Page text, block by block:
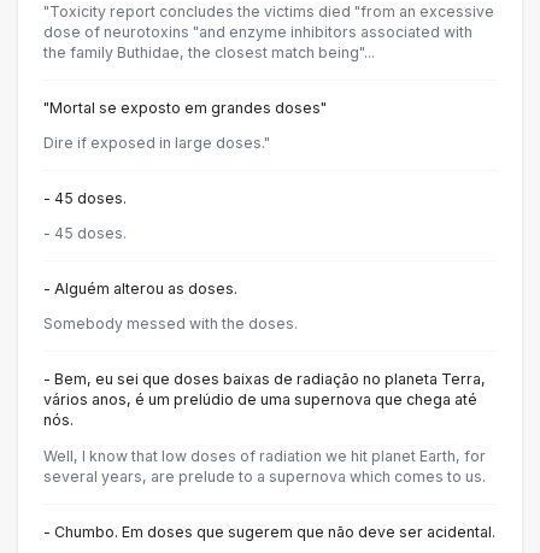
"Toxicity report concludes the victims died "from an excessive
dose of neurotoxins "and enzyme inhibitors associated with
the family Buthidae, the closest match being"...
"Mortal se exposto em grandes doses"
Dire if exposed in large doses."
- 45 doses.
- 45 doses.
- Alguém alterou as doses.
Somebody messed with the doses.
- Bem, eu sei que doses baixas de radiação no planeta Terra,
vários anos, é um prelúdio de uma supernova que chega até
nós.
Well, I know that low doses of radiation we hit planet Earth, for
several years, are prelude to a supernova which comes to us.
- Chumbo. Em doses que sugerem que não deve ser acidental.